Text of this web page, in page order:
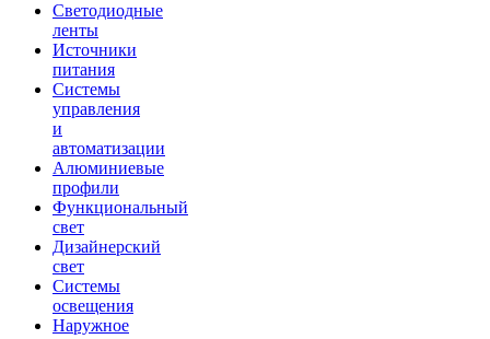
Светодиодные
ленты
Источники
питания
Системы
управления
и
автоматизации
Алюминиевые
профили
Функциональный
свет
Дизайнерский
свет
Системы
освещения
Наружное